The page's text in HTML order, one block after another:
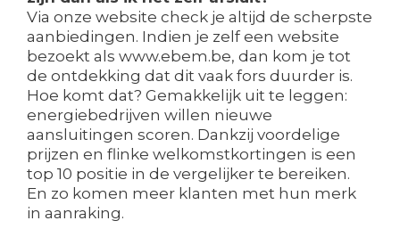
Via onze website check je altijd de scherpste
aanbiedingen. Indien je zelf een website
bezoekt als www.ebem.be, dan kom je tot
de ontdekking dat dit vaak fors duurder is.
Hoe komt dat? Gemakkelijk uit te leggen:
energiebedrijven willen nieuwe
aansluitingen scoren. Dankzij voordelige
prijzen en flinke welkomstkortingen is een
top 10 positie in de vergelijker te bereiken.
En zo komen meer klanten met hun merk
in aanraking.